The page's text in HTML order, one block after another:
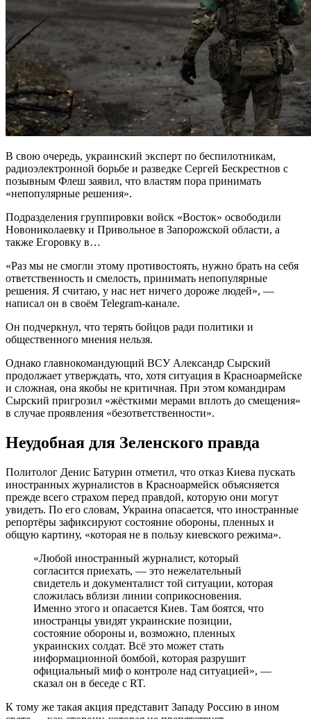
В свою очередь, украинский эксперт по беспилотникам,
радиоэлектронной борьбе и разведке Сергей Бескрестнов с
позывным Флеш заявил, что властям пора принимать
«непопулярные решения».
Подразделения группировки войск «Восток» освободили
Новониколаевку и Привольное в Запорожской области, а
также Егоровку в…
«Раз мы не смогли этому противостоять, нужно брать на себя
ответственность и смелость, принимать непопулярные
решения. Я считаю, у нас нет ничего дороже людей», —
написал он в своём Telegram-канале.
Он подчеркнул, что терять бойцов ради политики и
общественного мнения нельзя.
Однако главнокомандующий ВСУ Александр Сырский
продолжает утверждать, что, хотя ситуация в Красноармейске
и сложная, она якобы не критичная. При этом командирам
Сырский пригрозил «жёсткими мерами вплоть до смещения»
в случае проявления «безответственности».
Неудобная для Зеленского правда
Политолог Денис Батурин отметил, что отказ Киева пускать
иностранных журналистов в Красноармейск объясняется
прежде всего страхом перед правдой, которую они могут
увидеть. По его словам, Украина опасается, что иностранные
репортёры зафиксируют состояние обороны, пленных и
общую картину, «которая не в пользу киевского режима».
«Любой иностранный журналист, который
согласится приехать, — это нежелательный
свидетель и документалист той ситуации, которая
сложилась вблизи линии соприкосновения.
Именно этого и опасается Киев. Там боятся, что
иностранцы увидят украинские позиции,
состояние обороны и, возможно, пленных
украинских солдат. Всё это может стать
информационной бомбой, которая разрушит
официальный миф о контроле над ситуацией», —
сказал он в беседе с RT.
К тому же такая акция представит Западу Россию в ином